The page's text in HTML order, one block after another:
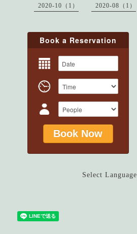
2020-10（1） 2020-08（1）
Book a Reservation
Select Language